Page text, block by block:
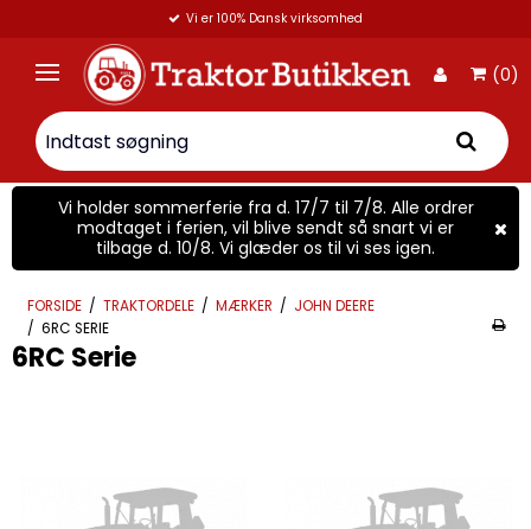
Vi er 100% Dansk virksomhed
(0)
Vi holder sommerferie fra d. 17/7 til 7/8. Alle ordrer
modtaget i ferien, vil blive sendt så snart vi er
tilbage d. 10/8. Vi glæder os til vi ses igen.
FORSIDE / TRAKTORDELE / MÆRKER / JOHN DEERE
/ 6RC SERIE
6RC Serie